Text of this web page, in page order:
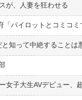
が、人妻を狂わせる
「パイロットとコミコミ
知って中絶することは
女子大生AVデビュー、